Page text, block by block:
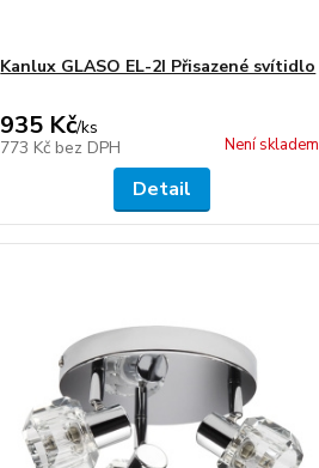
Kanlux GLASO EL-2I Přisazené svítidlo
935 Kč/ks
773 Kč bez DPH Není skladem
Detail